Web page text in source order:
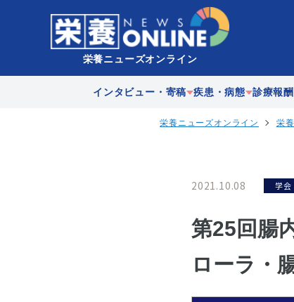
栄養ニューズオンライン
インタビュー・寄稿 疾患・病態 診療報酬
地
栄養ニューズオンライン 栄
2021.10.08 学会
第25回腸
ローラ・